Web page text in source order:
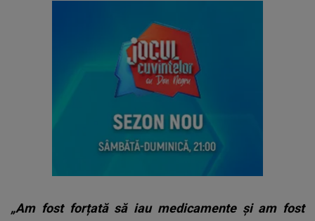
„Am fost forțată să iau medicamente și am fost